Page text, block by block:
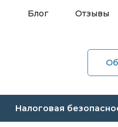
Блог
Отзывы
Налоговая